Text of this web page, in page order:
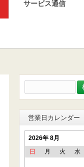
サービス通信
索:
営業日カレンダー
2026年 8月
日
月 火 水